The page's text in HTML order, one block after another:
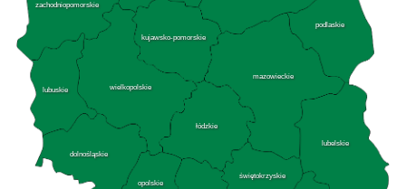
zachodniopomorskie
lubuskie wielkopolskie
kujawsko-pomorskie
mazowieckie
podlaskie
dolnośląskie
łódzkie
lubelskie
opolskie
świętokrzyskie